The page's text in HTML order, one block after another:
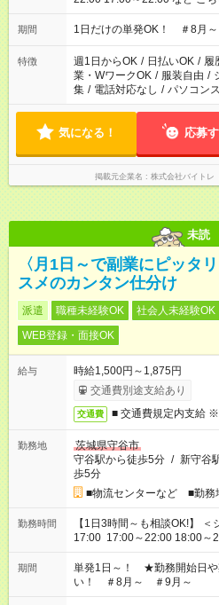
ださい！
期間 1日だけの単発OK！ ＃8月
特徴 週1日からOK / 日払いOK / 履
業・WワークOK / 服装自由 /
集 / 電話対応なし / パソコン
気になる！ 応募
掲載元企業名 株式会社バイトレ
未読
〈月1日～で副業にピッタ
スメのカンタン仕分け
派遣 職種未経験OK 社会人未経験OK
WEB登録・面接OK
給与
時給1,500円～1,875円
交通費別途支給あり
交通費 ■ 交通費規定内支給
勤務地
茨城県守谷市
守谷駅から徒歩5分 / 新守谷
歩5分
■物流センターなど ■勤務
勤務時間
【1日3時間～も相談OK!】 ＜シフト例＞ 9:00～12:00 12:00～
17:00 17:00～22:00 18:00～21:00 など こちら
お気軽にご相談ください！
期間
単発1日～！ ★勤務開始日や
い！ ＃8月～ ＃9月～